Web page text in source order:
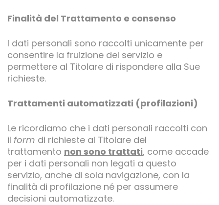
Finalità del Trattamento e consenso
I dati personali sono raccolti unicamente per
consentire la fruizione del servizio e
permettere al Titolare di rispondere alla Sue
richieste.
Trattamenti automatizzati (profilazioni)
Le ricordiamo che i dati personali raccolti con
il form di richieste al Titolare del
trattamento non sono trattati, come accade
per i dati personali non legati a questo
servizio, anche di sola navigazione, con la
finalità di profilazione né per assumere
decisioni automatizzate.